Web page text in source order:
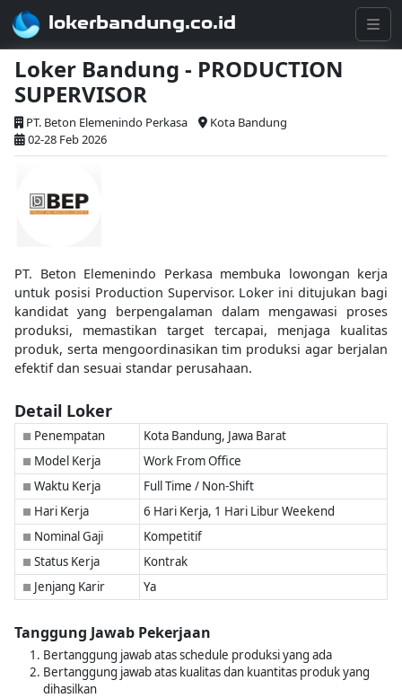
lokerbandung.co.id
Loker Bandung - PRODUCTION
SUPERVISOR
PT. Beton Elemenindo Perkasa
Kota Bandung
02-28 Feb 2026
PT. Beton Elemenindo Perkasa membuka lowongan kerja
untuk posisi Production Supervisor. Loker ini ditujukan bagi
kandidat yang berpengalaman dalam mengawasi proses
produksi, memastikan target tercapai, menjaga kualitas
produk, serta mengoordinasikan tim produksi agar berjalan
efektif dan sesuai standar perusahaan.
Detail Loker
■ Penempatan Kota Bandung, Jawa Barat
■ Model Kerja Work From Office
■ Waktu Kerja Full Time / Non-Shift
■ Hari Kerja 6 Hari Kerja, 1 Hari Libur Weekend
■ Nominal Gaji Kompetitif
■ Status Kerja Kontrak
■ Jenjang Karir Ya
Tanggung Jawab Pekerjaan
Bertanggung jawab atas schedule produksi yang ada
Bertanggung jawab atas kualitas dan kuantitas produk yang
dihasilkan